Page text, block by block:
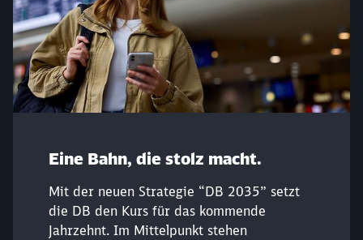
Eine Bahn, die stolz macht.
Mit der neuen Strategie “DB 2035” setzt
die DB den Kurs für das kommende
Jahrzehnt. Im Mittelpunkt stehen
Möchten Sie zuweitergeleitet
werden?